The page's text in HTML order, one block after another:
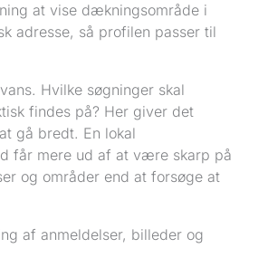
at vise dækningsområde i
adresse, så profilen passer til
Hvilke søgninger skal
findes på? Her giver det
gå bredt. En lokal
får mere ud af at være skarp på
og områder end at forsøge at
af anmeldelser, billeder og